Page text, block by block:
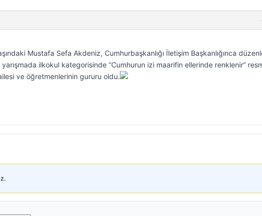
Mustafa Sefa Akdeniz, Cumhurbaşkanlığı İletişim Başkanlığınca
yarışmada ilkokul kategorisinde “Cumhurun izi maarifin ellerinde renklenir”
ve öğretmenlerinin gururu oldu.